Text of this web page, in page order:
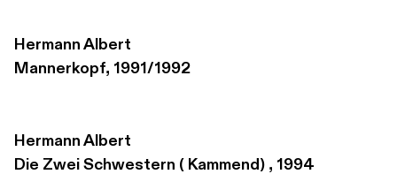
Hermann Albert
Mannerkopf, 1991/1992
Hermann Albert
Die Zwei Schwestern ( Kammend) , 1994